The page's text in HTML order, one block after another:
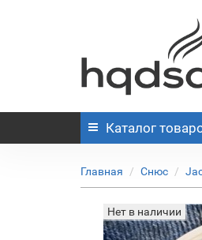
Каталог
Главная Снюс
Нет в наличии